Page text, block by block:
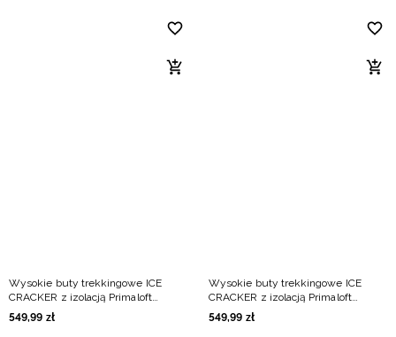
Wysokie buty trekkingowe ICE
CRACKER z izolacją Primaloft
damskie - czarne
549,99 zł
Wysokie buty trekkingowe ICE
CRACKER z izolacją Primaloft
damskie - niebieskie
549,99 zł